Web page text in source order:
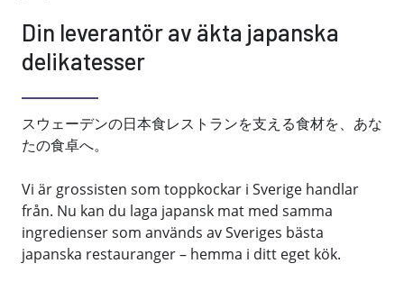
Din leverantör av äkta japanska
delikatesser
スウェーデンの日本食レストランを支える食材を、あな
たの食卓へ。
Vi är grossisten som toppkockar i Sverige handlar
från. Nu kan du laga japansk mat med samma
ingredienser som används av Sveriges bästa
japanska restauranger – hemma i ditt eget kök.